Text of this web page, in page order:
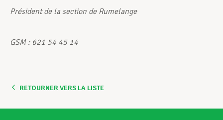
Président de la section de Rumelange
GSM : 621 54 45 14
RETOURNER VERS LA LISTE